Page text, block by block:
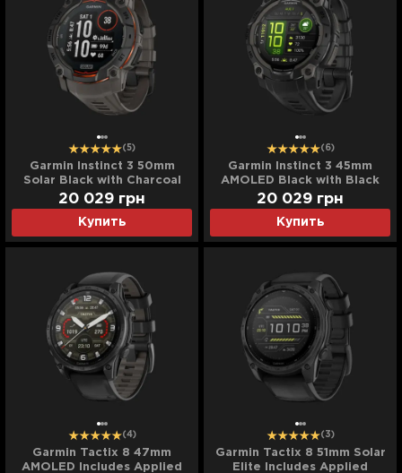
(5)
Garmin Instinct 3 50mm
Solar Black with Charcoal
Band
Купить
20 029 грн
(6)
Garmin Instinct 3 45mm
AMOLED Black with Black
Band
Купить
20 029 грн
(4)
Garmin Tactix 8 47mm
AMOLED Includes Applied
(3)
Garmin Tactix 8 51mm Solar
Elite Includes Applied